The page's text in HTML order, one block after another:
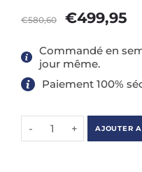
€580,60 €499,95
Commandé en
jour même.
Paiement 100%
- + AJOUTER